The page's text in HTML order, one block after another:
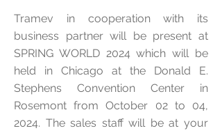
Tramev in cooperation with its
business partner will be present at
SPRING WORLD 2024 which will be
held in Chicago at the Donald E.
Stephens Convention Center in
Rosemont from October 02 to 04,
2024. The sales staff will be at your